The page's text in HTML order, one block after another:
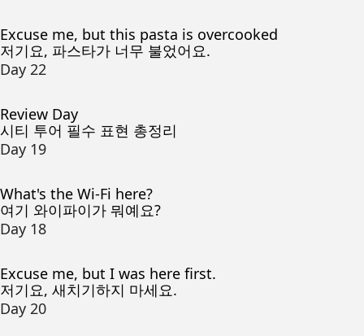
Excuse me, but this pasta is overcooked
저기요, 파스타가 너무 불었어요.
Day 22
Review Day
시티 투어 필수 표현 총정리
Day 19
What's the Wi-Fi here?
여기 와이파이가 뭐예요?
Day 18
Excuse me, but I was here first.
저기요, 새치기하지 마세요.
Day 20